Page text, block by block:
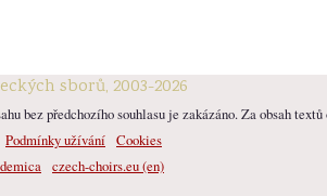
sborů, 2003-2026
bez předchozího souhlasu je zakázáno. Za obsah
Podmínky užívání Cookies
czech-choirs.eu (en)